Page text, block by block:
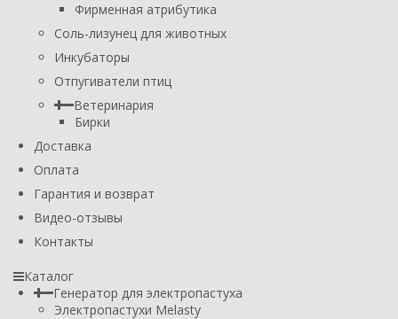
Фирменная атрибутика
Соль-лизунец для животных
Инкубаторы
Отпугиватели птиц
Ветеринария
Бирки
Доставка
Оплата
Гарантия и возврат
Видео-отзывы
Контакты
Каталог
Генератор для электропастуха
Электропастухи Melasty